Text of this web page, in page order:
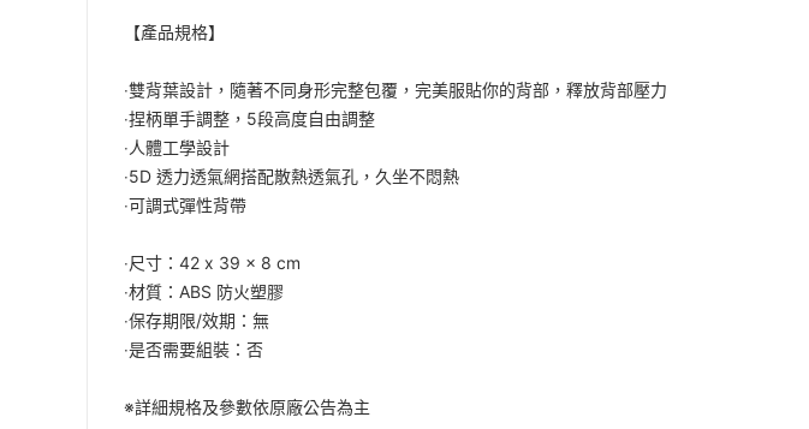
【產品規格】
‧雙背葉設計，隨著不同身形完整包覆，完美服貼你的背部，釋放背部壓力
‧捏柄單手調整，5段高度自由調整
‧人體工學設計
‧5D 透力透氣網搭配散熱透氣孔，久坐不悶熱
‧可調式彈性背帶
‧尺寸：42 x 39 x 8 cm
‧材質：ABS 防火塑膠
‧保存期限/效期：無
‧是否需要組裝：否
※詳細規格及參數依原廠公告為主